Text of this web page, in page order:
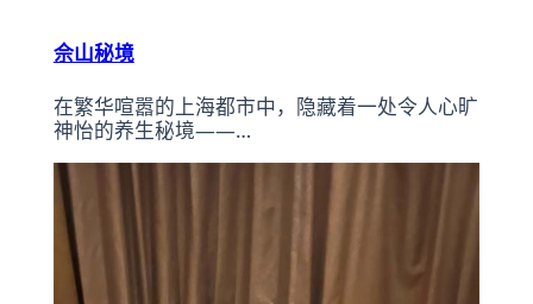
佘山秘境
在繁华喧嚣的上海都市中，隐藏着一处令人心旷
神怡的养生秘境——…